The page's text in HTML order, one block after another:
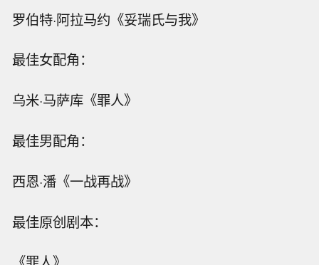
罗伯特·阿拉马约《妥瑞氏与我》
最佳女配角：
乌米·马萨库《罪人》
最佳男配角：
西恩·潘《一战再战》
最佳原创剧本：